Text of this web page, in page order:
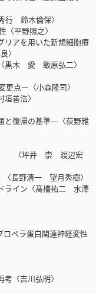
行 鈴木倫保〉
平野照之〉
アを用いた新規細胞療
〉
黒木 愛 飯原弘二〉
点―〈小森隆司〉
善浩〉
復帰の基準―〈荻野雅
害 〈坪井 崇 渡辺宏
長野清一 望月秀樹〉
ライン〈髙橋祐二 水澤
ペラ蛋白関連神経変性
〈吉川弘明〉